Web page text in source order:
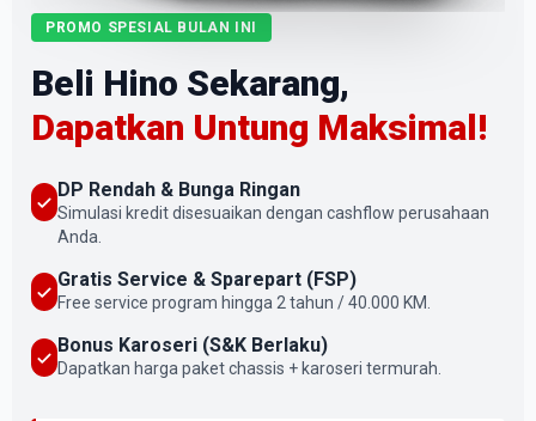
PROMO SPESIAL BULAN INI
Beli Hino Sekarang,
Dapatkan Untung Maksimal!
DP Rendah & Bunga Ringan
Simulasi kredit disesuaikan dengan cashflow perusahaan
Anda.
Gratis Service & Sparepart (FSP)
Free service program hingga 2 tahun / 40.000 KM.
Bonus Karoseri (S&K Berlaku)
Dapatkan harga paket chassis + karoseri termurah.